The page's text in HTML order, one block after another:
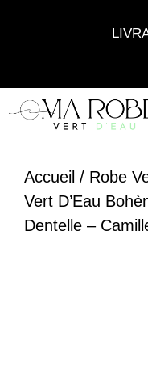
Accueil / Robe
Vert D’Eau
Dentelle –